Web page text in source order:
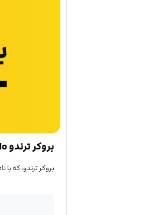
بروکر ترندو Trendo
بروکر ترندو، که